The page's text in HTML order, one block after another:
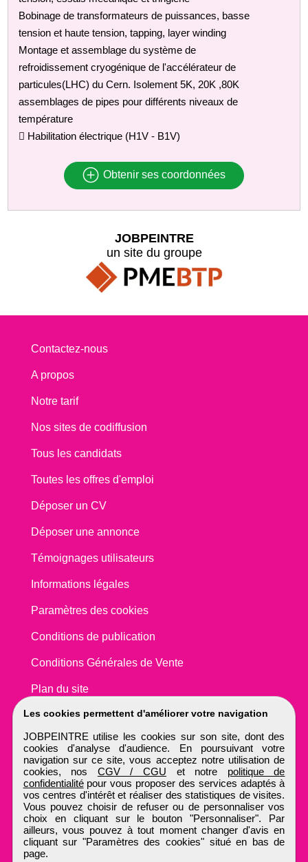
Bobinage de transformateurs de puissances, basse
tension et haute tension, tapping, layer winding
Montage et assemblage du système de
refroidissement cryogénique de l'accélérateur de
particules(LHC) du Cern. Isolement 5K, 20K ,80K
assemblages de pipes pour différents niveaux de
température
 Habilitation électrique (H1V - B1V)
Obtenir ses coordonnées
Les cookies permettent d'améliorer votre navigation
JOBPEINTRE utilise les cookies sur son site, dont des
cookies d'analyse d'audience. En poursuivant votre
navigation sur ce site, vous acceptez notre utilisation de
cookies, nos CGV / CGU et notre politique de
confidentialitépour vous proposer des services adaptés à
vos centres d'intérêt et réaliser des statistiques de visites.
Vous pouvez choisir de refuser ou de personnaliser vos
choix en cliquant sur le bouton "Personnaliser". Par
ailleurs, vous pouvez à tout moment changer d'avis en
cliquant sur "Paramètres des cookies" situé en bas de
page.
JOBPEINTRE
un site du groupe
Contactez-nous
A propos
Notre tarif
Nos sites de codiffusion
Tous les candidats
Toutes les offres d'emploi
Déposer un CV
Déposer une annonce
Témoignages utilisateurs
Informations légales
Paramètres des cookies
Conditions de publication
Conditions Générales de Vente
Plan du site